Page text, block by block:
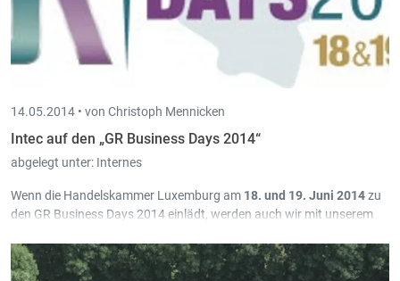
14.05.2014 • von Christoph Mennicken
Intec auf den „GR Business Days 2014“
abgelegt unter: Internes
Wenn die Handelskammer Luxemburg am 18. und 19. Juni 2014zu
den GR Business Days 2014einlädt, werden auch wir mit unserem